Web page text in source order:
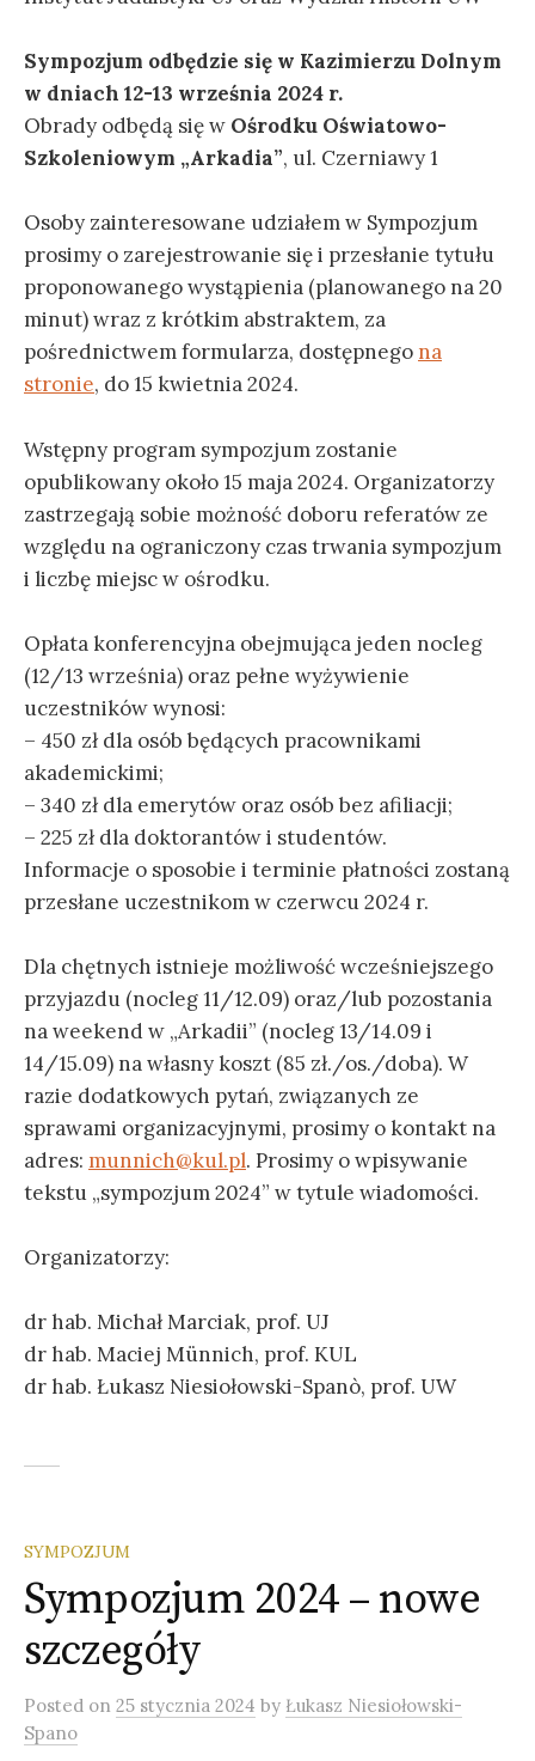
Sympozjum odbędzie się w Kazimierzu Dolnym
w dniach 12-13 września 2024 r.
Obrady odbędą się w Ośrodku Oświatowo-
Szkoleniowym „Arkadia”, ul. Czerniawy 1
Osoby zainteresowane udziałem w Sympozjum
prosimy o zarejestrowanie się i przesłanie tytułu
proponowanego wystąpienia (planowanego na 20
minut) wraz z krótkim abstraktem, za
pośrednictwem formularza, dostępnego na
stronie, do 15 kwietnia 2024.
Wstępny program sympozjum zostanie
opublikowany około 15 maja 2024. Organizatorzy
zastrzegają sobie możność doboru referatów ze
względu na ograniczony czas trwania sympozjum
i liczbę miejsc w ośrodku.
Opłata konferencyjna obejmująca jeden nocleg
(12/13 września) oraz pełne wyżywienie
uczestników wynosi:
– 450 zł dla osób będących pracownikami
akademickimi;
– 340 zł dla emerytów oraz osób bez afiliacji;
– 225 zł dla doktorantów i studentów.
Informacje o sposobie i terminie płatności zostaną
przesłane uczestnikom w czerwcu 2024 r.
Dla chętnych istnieje możliwość wcześniejszego
przyjazdu (nocleg 11/12.09) oraz/lub pozostania
na weekend w „Arkadii” (nocleg 13/14.09 i
14/15.09) na własny koszt (85 zł./os./doba). W
razie dodatkowych pytań, związanych ze
sprawami organizacyjnymi, prosimy o kontakt na
adres: munnich@kul.pl. Prosimy o wpisywanie
tekstu „sympozjum 2024” w tytule wiadomości.
Organizatorzy:
dr hab. Michał Marciak, prof. UJ
dr hab. Maciej Münnich, prof. KUL
dr hab. Łukasz Niesiołowski-Spanò, prof. UW
SYMPOZJUM
Sympozjum 2024 – nowe
szczegóły
Posted on 25 stycznia 2024 by Łukasz Niesiołowski-
Spano